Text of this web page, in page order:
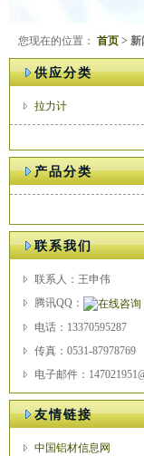
您现在的位置： 首页 > 新
供应分类
拉力计
产品分类
联系我们
联系人：王申伟
腾讯QQ：
电话：13370595287
传真：0531-87978769
电子邮件：
友情链接
中国铝材信息网